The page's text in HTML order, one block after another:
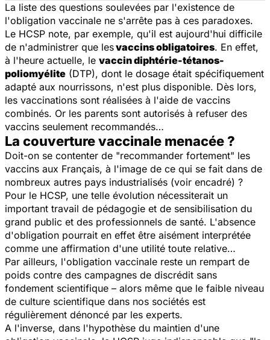
La liste des questions soulevées par l'existence de
l'obligation vaccinale ne s'arrête pas à ces paradoxes.
Le HCSP note, par exemple, qu'il est aujourd'hui difficile
de n'administrer que lesvaccins obligatoires. En effet,
à l'heure actuelle, le vaccin diphtérie-tétanos-
poliomyélite (DTP), dont le dosage était spécifiquement
adapté aux nourrissons, n'est plus disponible. Dès lors,
les vaccinations sont réalisées à l'aide de vaccins
combinés. Or les parents sont autorisés à refuser des
vaccins seulement recommandés…
La couverture vaccinale menacée ?
Doit-on se contenter de "recommander fortement" les
vaccins aux Français, à l'image de ce qui se fait dans de
nombreux autres pays industrialisés (voir encadré) ?
Pour le HCSP, une telle évolution nécessiterait un
important travail de pédagogie et de sensibilisation du
grand public et des professionnels de santé. L'absence
d'obligation pourrait en effet être aisément interprétée
comme une affirmation d'une utilité toute relative…
Par ailleurs, l'obligation vaccinale reste un rempart de
poids contre des campagnes de discrédit sans
fondement scientifique – alors même que le faible niveau
de culture scientifique dans nos sociétés est
régulièrement dénoncé par les experts.
A l'inverse, dans l'hypothèse du maintien d'une